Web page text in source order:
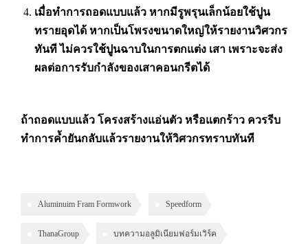
เมื่อทำการถอดแบบแล้ว หากมีรูพรุนเล็กน้อยใช้ปูน
ทรายอุดได้ หากเป็นโพรงขนาดใหญ่ให้รายงานวิศวกร
ทันที ไม่ควรใช้ปูนฉาบในการตกแต่ง เสา เพราะจะส่ง
ผลต่อการรับกำลังของเสาคอนกรีตได้
ถ้าถอดแบบแล้ว โครงสร้างแอ่นตัว หรือแตกร้าว ควรรีบ
ทำการค้ำยันกลับแล้วรายงานให้วิศวกรทราบทันที
Aluminuim Fram Formwork Speedform
ThanaGroup บทความอลูมิเนียมฟอร์มเวิร์ค